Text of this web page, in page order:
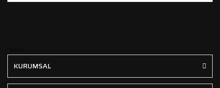
KURUMSAL